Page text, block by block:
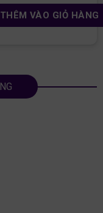
THÊM VÀO GIỎ HÀNG